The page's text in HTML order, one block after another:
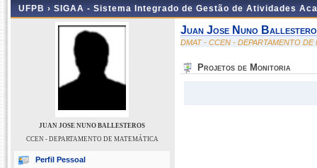
UFPB › SIGAA - Sistema Integrado de Gestão de Atividades
JUAN JOSE NUNO BALLESTEROS
CCEN - DEPARTAMENTO DE MATEMÁTICA
Perfil Pessoal
Juan Jose Nuno
DMAT - CCEN - DEPARTAMENTO DE
Projetos de Monitoria